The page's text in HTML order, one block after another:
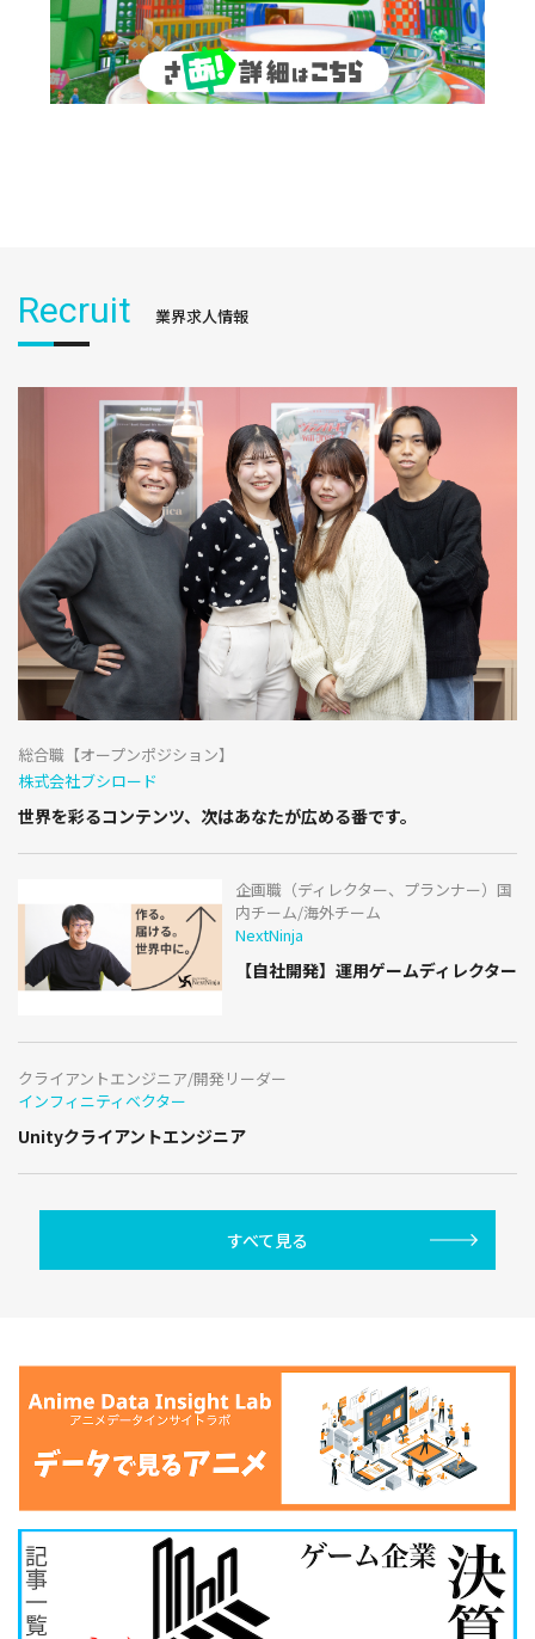
Recruit 業界求人情報
総合職【オープンポジション】
株式会社ブシロード
世界を彩るコンテンツ、次はあなたが広める番です。
企画職（ディレクター、プランナー）国
内チーム/海外チーム
NextNinja
【自社開発】運用ゲームディレクター
クライアントエンジニア/開発リーダー
インフィニティベクター
Unityクライアントエンジニア
すべて見る